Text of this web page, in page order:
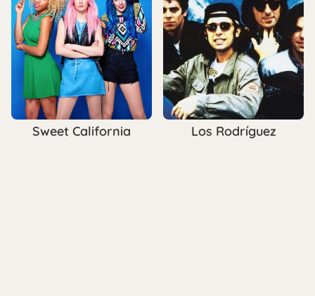
Sweet California Los Rodríguez